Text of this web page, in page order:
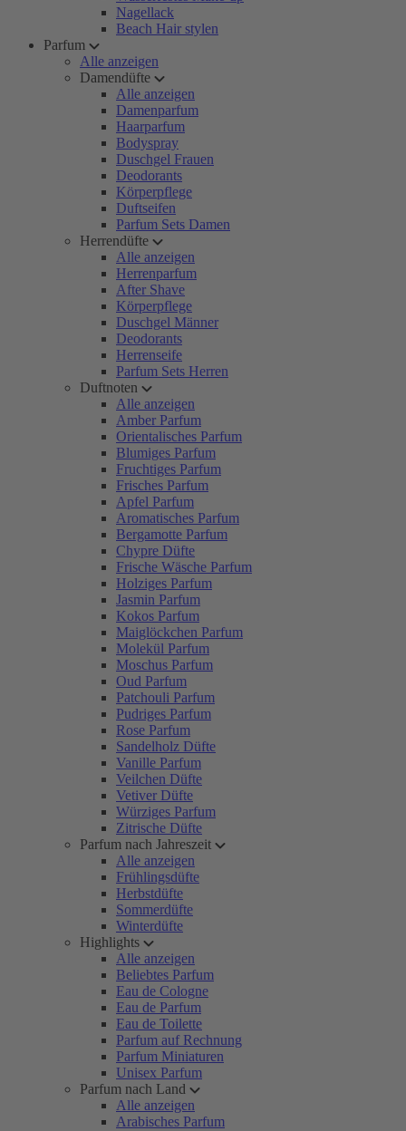
Nagellack
Beach Hair stylen
Parfum
Alle anzeigen
Damendüfte
Alle anzeigen
Damenparfum
Haarparfum
Bodyspray
Duschgel Frauen
Deodorants
Körperpflege
Duftseifen
Parfum Sets Damen
Herrendüfte
Alle anzeigen
Herrenparfum
After Shave
Körperpflege
Duschgel Männer
Deodorants
Herrenseife
Parfum Sets Herren
Duftnoten
Alle anzeigen
Amber Parfum
Orientalisches Parfum
Blumiges Parfum
Fruchtiges Parfum
Frisches Parfum
Apfel Parfum
Aromatisches Parfum
Bergamotte Parfum
Chypre Düfte
Frische Wäsche Parfum
Holziges Parfum
Jasmin Parfum
Kokos Parfum
Maiglöckchen Parfum
Molekül Parfum
Moschus Parfum
Oud Parfum
Patchouli Parfum
Pudriges Parfum
Rose Parfum
Sandelholz Düfte
Vanille Parfum
Veilchen Düfte
Vetiver Düfte
Würziges Parfum
Zitrische Düfte
Parfum nach Jahreszeit
Alle anzeigen
Frühlingsdüfte
Herbstdüfte
Sommerdüfte
Winterdüfte
Highlights
Alle anzeigen
Beliebtes Parfum
Eau de Cologne
Eau de Parfum
Eau de Toilette
Parfum auf Rechnung
Parfum Miniaturen
Unisex Parfum
Parfum nach Land
Alle anzeigen
Arabisches Parfum